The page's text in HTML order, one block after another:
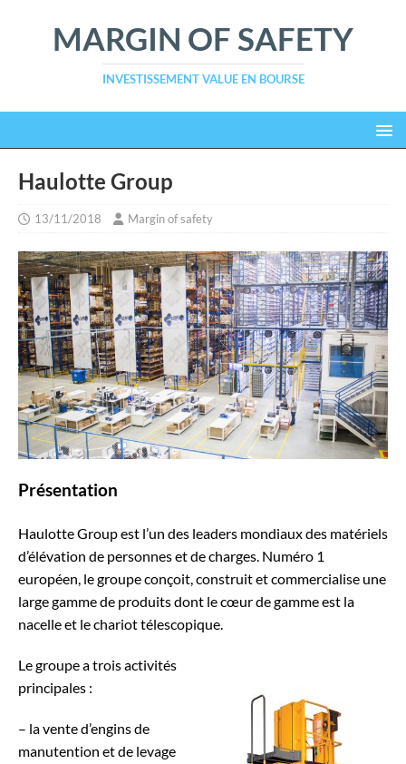
MARGIN OF SAFETY
INVESTISSEMENT VALUE EN BOURSE
Haulotte Group
13/11/2018 Margin of safety
Présentation
Haulotte Group est l’un des leaders mondiaux des matériels
d’élévation de personnes et de charges. Numéro 1
européen, le groupe conçoit, construit et commercialise une
large gamme de produits dont le cœur de gamme est la
nacelle et le chariot télescopique.
Le groupe a trois activités
principales :
– la vente d’engins de
manutention et de levage